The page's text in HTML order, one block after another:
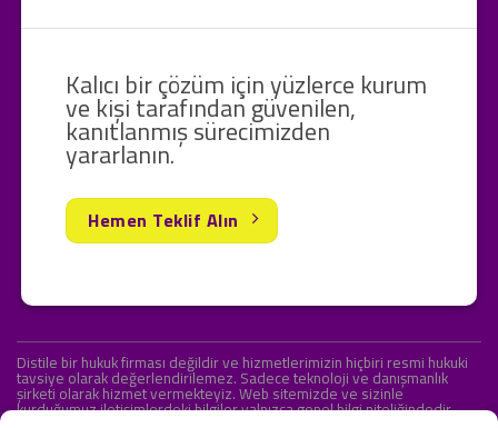
Kalıcı bir çözüm için yüzlerce kurum
ve kişi tarafından güvenilen,
kanıtlanmış sürecimizden
yararlanın.
Hemen Teklif Alın
Distile bir hukuk firması değildir ve hizmetlerimizin hiçbiri resmi hukuki
tavsiye olarak değerlendirilemez. Sadece teknoloji ve danışmanlık
şirketi olarak hizmet vermekteyiz. Web sitemizde ve sizinle
kurduğumuz iletişimlerdeki bilgiler yalnızca genel bilgi niteliğindedir.